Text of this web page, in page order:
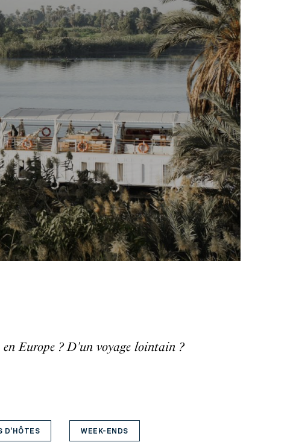
en Europe ? D'un voyage lointain ?
D'HÔTES WEEK-ENDS